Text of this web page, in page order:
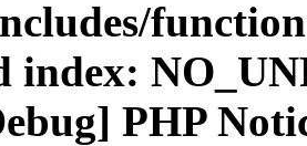
index:
PHP